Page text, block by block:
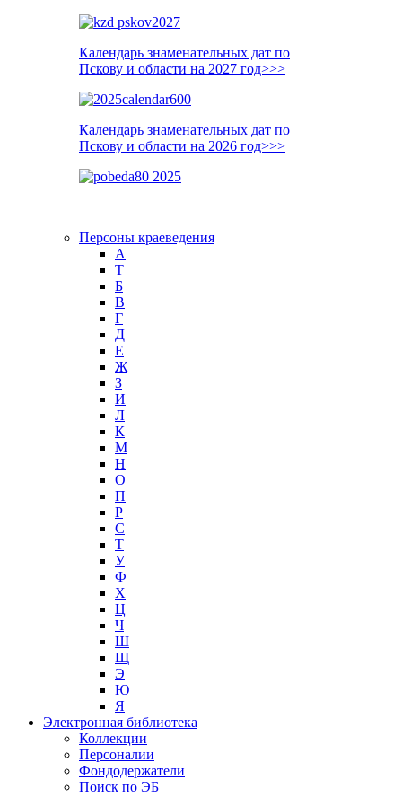
Календарь знаменательных дат по
Пскову и области на 2027 год>>>
Календарь знаменательных дат по
Пскову и области на 2026 год>>>
Персоны краеведения
А
T
Б
В
Г
Д
Е
Ж
З
И
Л
К
М
Н
О
П
Р
С
Т
У
Ф
Х
Ц
Ч
Ш
Щ
Э
Ю
Я
Электронная библиотека
Коллекции
Персоналии
Фондодержатели
Поиск по ЭБ